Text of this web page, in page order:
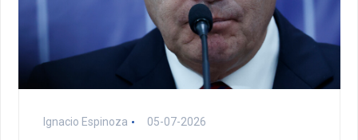
Ignacio Espinoza 05-07-2026